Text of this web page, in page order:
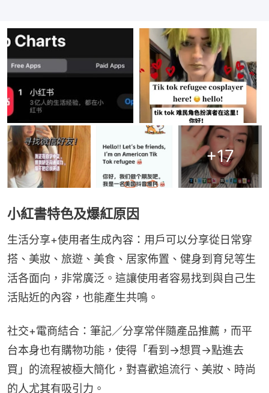
+17
小紅書特色及爆紅原因
生活分享+使用者生成內容：用戶可以分享從日常穿
搭、美妝、旅遊、美食、居家佈置、健身到育兒等生
活各面向，非常廣泛。這讓使用者容易找到與自己生
活貼近的內容，也能產生共鳴。
社交+電商結合：筆記／分享常伴隨產品推薦，而平
台本身也有購物功能，使得「看到→想買→點進去
買」的流程被極大簡化，對喜歡追流行、美妝、時尚
的人尤其有吸引力。